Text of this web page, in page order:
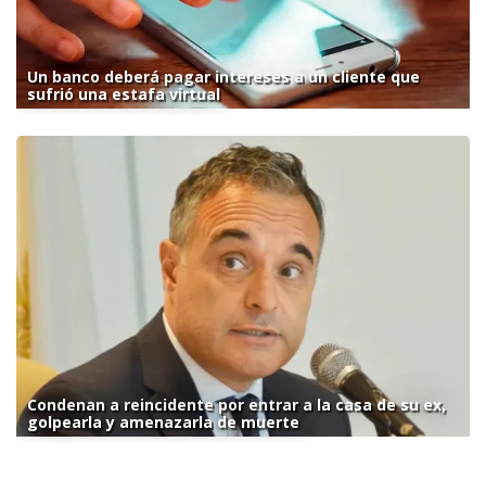
Un banco deberá pagar intereses a un cliente que
sufrió una estafa virtual
Condenan a reincidente por entrar a la casa de su ex,
golpearla y amenazarla de muerte